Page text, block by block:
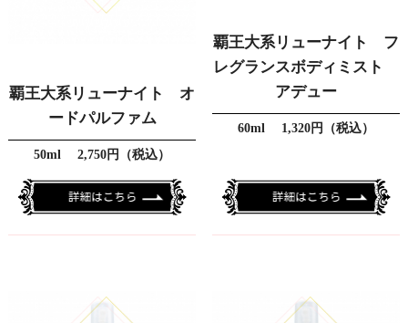
覇王大系リューナイト オ
ードパルファム
50ml 2,750円（税込）
覇王大系リューナイト フ
レグランスボディミスト
アデュー
60ml 1,320円（税込）